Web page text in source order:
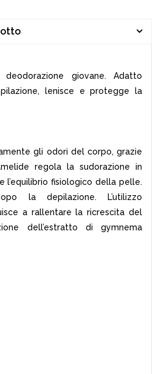
giovane. Adatto
lenisce e protegge la
gli odori del corpo, grazie
regola la sudorazione in
l’equilibrio fisiologico della pelle.
la depilazione. L’utilizzo
a rallentare la ricrescita del
dell’estratto di gymnema